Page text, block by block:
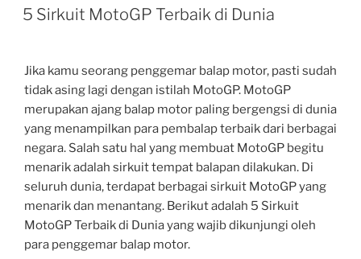
ON
5 Sirkuit MotoGP Terbaik di Dunia
Jika kamu seorang penggemar balap motor, pasti sudah
tidak asing lagi dengan istilah MotoGP. MotoGP
merupakan ajang balap motor paling bergengsi di dunia
yang menampilkan para pembalap terbaik dari berbagai
negara. Salah satu hal yang membuat MotoGP begitu
menarik adalah sirkuit tempat balapan dilakukan. Di
seluruh dunia, terdapat berbagai sirkuit MotoGP yang
menarik dan menantang. Berikut adalah 5 Sirkuit
MotoGP Terbaik di Dunia yang wajib dikunjungi oleh
para penggemar balap motor.